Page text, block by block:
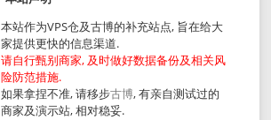
本站作为VPS仓及古博的补充站点, 旨在给大
家提供更快的信息渠道.
请自行甄别商家, 及时做好数据备份及相关风
险防范措施.
如果拿捏不准, 请移步古博, 有亲自测试过的
商家及演示站, 相对稳妥.